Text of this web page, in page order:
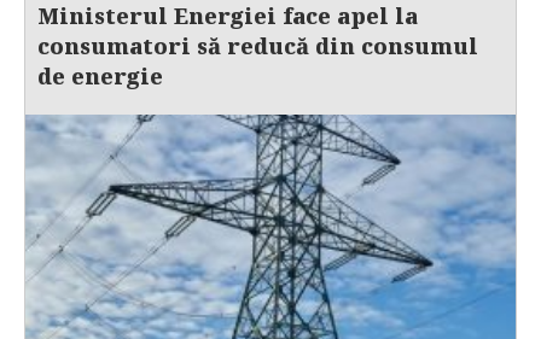
Ministerul Energiei face apel la
consumatori să reducă din consumul
de energie